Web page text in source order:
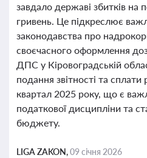
завдало державі збитків на
гривень. Це підкреслює
законодавства про
своєчасного оформлення
ДПС у Кіровоградській
подання звітності та сплати
квартал 2025 року, що є
податкової дисципліни та
бюджету.
LIGA ZAKON,09 січня 2026